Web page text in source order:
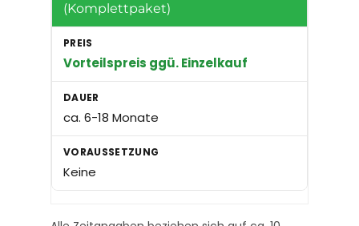
(Komplettpaket)
Vorteilspreis ggü. Einzelkauf
ca. 6-18 Monate
Keine